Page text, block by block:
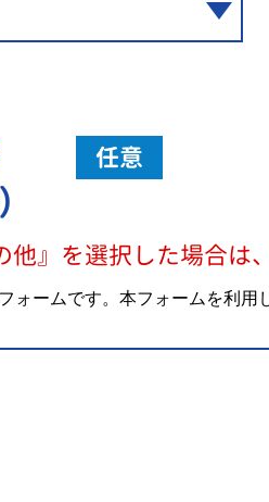
任意
』を選択した場合は
ームです。本フォームを利用